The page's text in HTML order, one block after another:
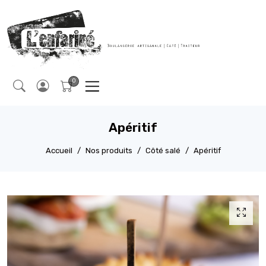
Apéritif
Accueil Nos produits Côté salé Apéritif